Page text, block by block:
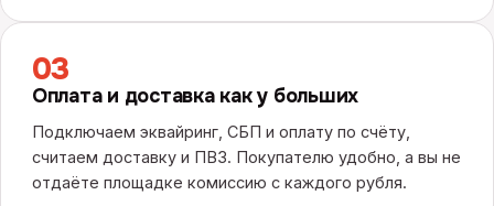
03
Оплата и доставка как у больших
Подключаем эквайринг, СБП и оплату по счёту,
считаем доставку и ПВЗ. Покупателю удобно, а вы не
отдаёте площадке комиссию с каждого рубля.